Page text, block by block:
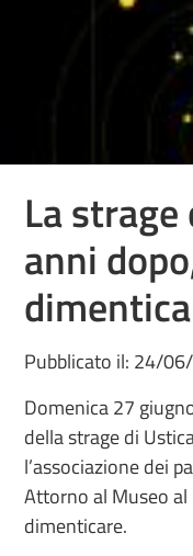
La
anni
Pubblicato il: 24/
Domenica 27
della strage di
l’associazione dei
Attorno al Museo al
dimenticare.